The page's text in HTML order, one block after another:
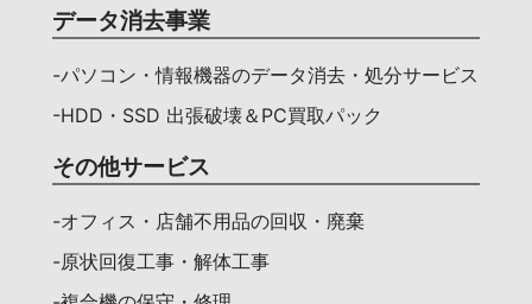
データ消去事業
-パソコン・情報機器のデータ消去・処分サービス
-HDD・SSD 出張破壊＆PC買取パック
その他サービス
-オフィス・店舗不用品の回収・廃棄
-原状回復工事・解体工事